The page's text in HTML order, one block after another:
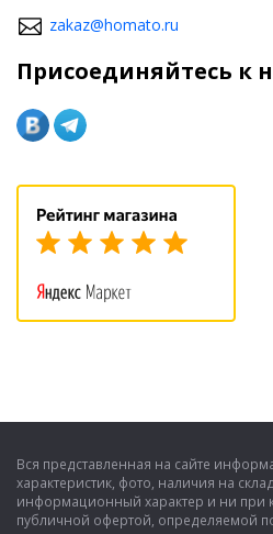
zakaz@homato.ru
Присоединяйтесь к
Вся представленная на сайте
характеристик, фото, наличия на
информационный характер и ни при
публичной офертой, определяемой